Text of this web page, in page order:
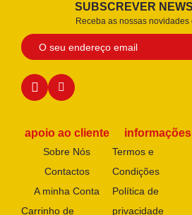
SUBSCREVER
Receba as nossas novidades
apoio ao cliente
Sobre Nós
Contactos
A minha Conta
Carrinho de
informações
Termos e
Condições
Política de
privacidade